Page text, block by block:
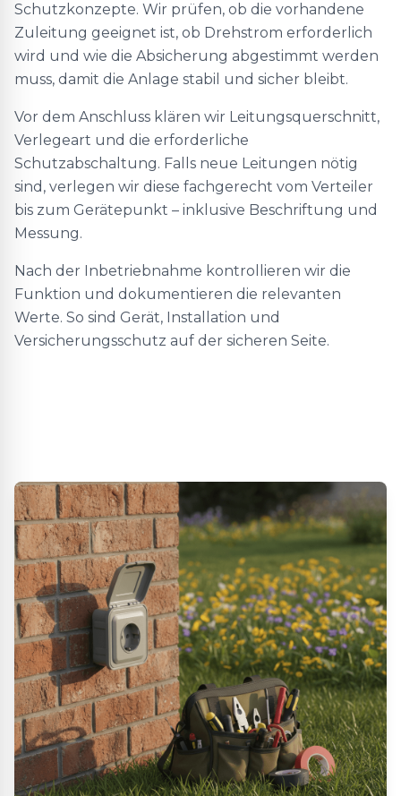
Schutzkonzepte. Wir prüfen, ob die vorhandene
Zuleitung geeignet ist, ob Drehstrom erforderlich
wird und wie die Absicherung abgestimmt werden
muss, damit die Anlage stabil und sicher bleibt.
Vor dem Anschluss klären wir Leitungsquerschnitt,
Verlegeart und die erforderliche
Schutzabschaltung. Falls neue Leitungen nötig
sind, verlegen wir diese fachgerecht vom Verteiler
bis zum Gerätepunkt – inklusive Beschriftung und
Messung.
Nach der Inbetriebnahme kontrollieren wir die
Funktion und dokumentieren die relevanten
Werte. So sind Gerät, Installation und
Versicherungsschutz auf der sicheren Seite.